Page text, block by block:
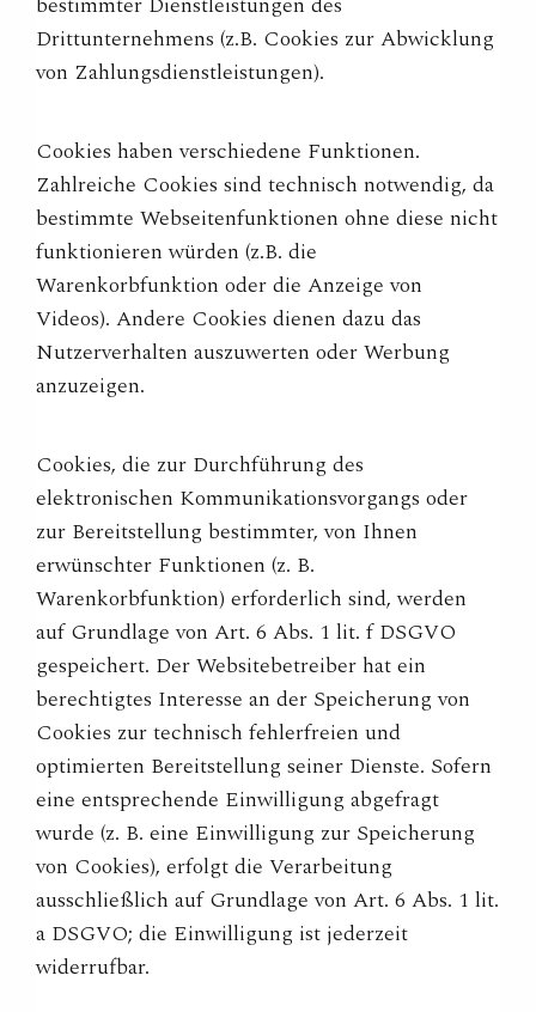
Drittunternehmens (z.B. Cookies zur Abwicklung
von Zahlungsdienstleistungen).
Cookies haben verschiedene Funktionen.
Zahlreiche Cookies sind technisch notwendig, da
bestimmte Webseitenfunktionen ohne diese nicht
funktionieren würden (z.B. die
Warenkorbfunktion oder die Anzeige von
Videos). Andere Cookies dienen dazu das
Nutzerverhalten auszuwerten oder Werbung
anzuzeigen.
Cookies, die zur Durchführung des
elektronischen Kommunikationsvorgangs oder
zur Bereitstellung bestimmter, von Ihnen
erwünschter Funktionen (z. B.
Warenkorbfunktion) erforderlich sind, werden
auf Grundlage von Art. 6 Abs. 1 lit. f DSGVO
gespeichert. Der Websitebetreiber hat ein
berechtigtes Interesse an der Speicherung von
Cookies zur technisch fehlerfreien und
optimierten Bereitstellung seiner Dienste. Sofern
eine entsprechende Einwilligung abgefragt
wurde (z. B. eine Einwilligung zur Speicherung
von Cookies), erfolgt die Verarbeitung
ausschließlich auf Grundlage von Art. 6 Abs. 1 lit.
a DSGVO; die Einwilligung ist jederzeit
widerrufbar.